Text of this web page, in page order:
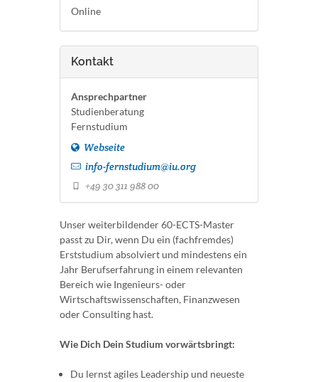
Online
Kontakt
Ansprechpartner
Studienberatung
Fernstudium
Webseite
info-fernstudium@iu.org
+49 30 311 988 00
Unser weiterbildender 60-ECTS-Master
passt zu Dir, wenn Du ein (fachfremdes)
Erststudium absolviert und mindestens ein
Jahr Berufserfahrung in einem relevanten
Bereich wie Ingenieurs- oder
Wirtschaftswissenschaften, Finanzwesen
oder Consulting hast.
Wie Dich Dein Studium vorwärtsbringt:
Du lernst agiles Leadership und neueste